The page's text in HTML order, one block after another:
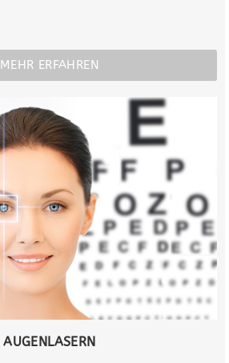
MEHR ERFAHREN
AUGENLASERN